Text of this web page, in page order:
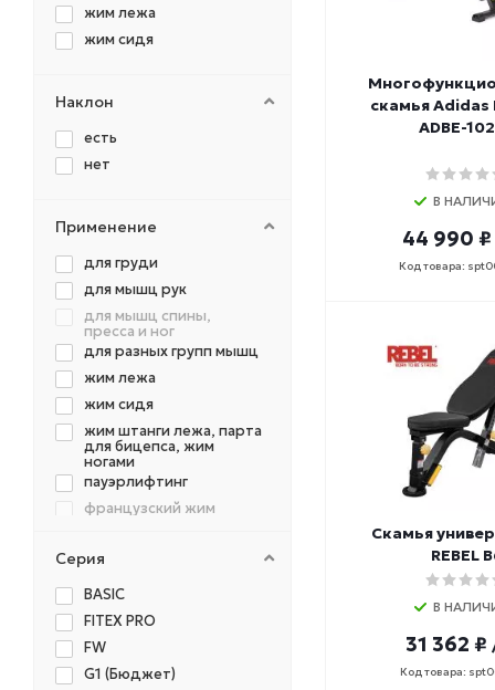
скамья Adidas
ADBE-
В
44 990 ₽
Код товара:
Скамья
REBEL
В
31 362 ₽
Код товара:
жим лежа
жим сидя
Наклон
есть
нет
Применение
для груди
для мышц рук
для мышц спины,
пресса и ног
для разных групп мышц
жим лежа
жим сидя
жим штанги лежа, парта
для бицепса, жим
ногами
пауэрлифтинг
французский жим
Серия
BASIC
FITEX PRO
FW
G1 (Бюджет)